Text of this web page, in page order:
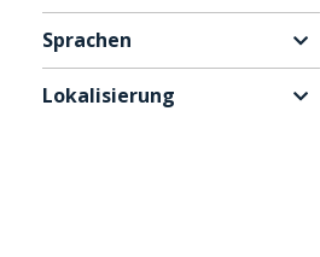
Sprachen
Lokalisierung